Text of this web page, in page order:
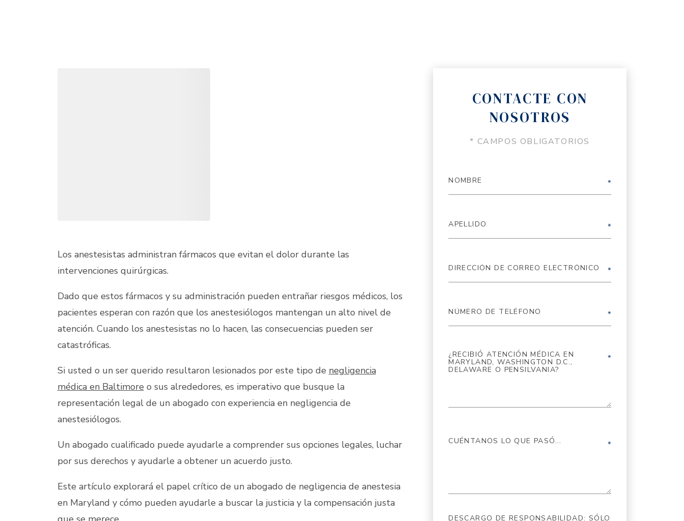
Los anestesistas administran fármacos que evitan el dolor durante las
intervenciones quirúrgicas.
Dado que estos fármacos y su administración pueden entrañar riesgos médicos, los
pacientes esperan con razón que los anestesiólogos mantengan un alto nivel de
atención. Cuando los anestesistas no lo hacen, las consecuencias pueden ser
catastróficas.
Si usted o un ser querido resultaron lesionados por este tipo de negligencia
médica en Baltimore o sus alrededores, es imperativo que busque la
representación legal de un abogado con experiencia en negligencia de
anestesiólogos.
Un abogado cualificado puede ayudarle a comprender sus opciones legales, luchar
por sus derechos y ayudarle a obtener un acuerdo justo.
Este artículo explorará el papel crítico de un abogado de negligencia de anestesia
en Maryland y cómo pueden ayudarle a buscar la justicia y la compensación justa
CONTACTE CON
NOSOTROS
* CAMPOS OBLIGATORIOS
DESCARGO DE RESPONSABILIDAD: SÓLO